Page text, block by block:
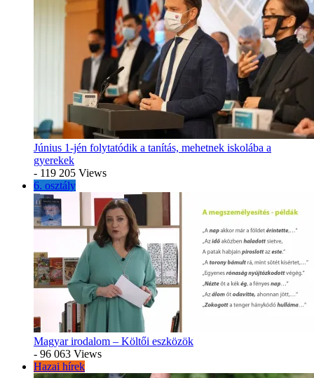
Június 1-jén folytatódik a tanítás, mehetnek iskolába a
gyerekek
- 119 205 Views
6. osztály
Magyar irodalom – Költői eszközök
- 96 063 Views
Hazai hírek